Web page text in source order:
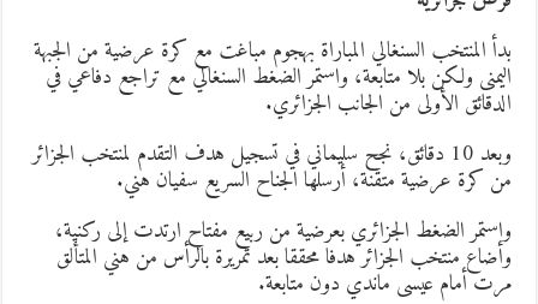
المنتخب السنغالي المباراة بهجوم مباغت مع كرة عرضية من الجبهة
ولكن بلا متابعة، واستمر الضغط السنغالي مع تراجع دفاعي في
الأولى من الجانب الجزائري.
وبعد 10 دقائق، نجح سليماني في تسجيل هدف التقدم لمنتخب الجزائر
كرة عرضية متقنة، أرسلها الجناح السريع سفيان هني.
الضغط الجزائري بعرضية من ربيع مفتاح ارتدت إلى ركنية،
منتخب الجزائر هدفا محققا بعد تمريرة بالرأس من هني المتألق
أمام عيسى ماندي دون متابعة.